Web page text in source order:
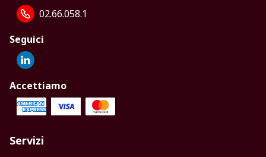
02.66.058.1
Seguici
Accettiamo
Servizi